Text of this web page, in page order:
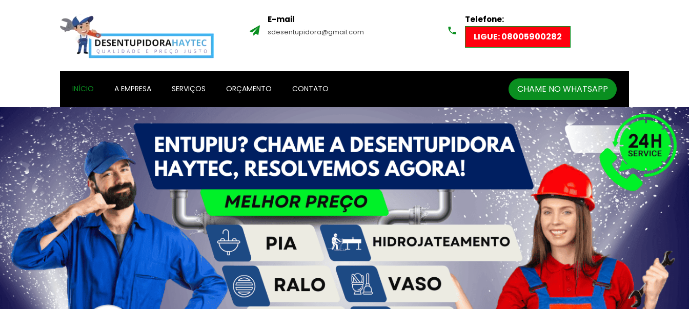
E-mail
sdesentupidora@gmail.com
Telefone:
LIGUE: 08005900282
CHAME NO WHATSAPP
INÍCIO A EMPRESA SERVIÇOS ORÇAMENTO CONTATO